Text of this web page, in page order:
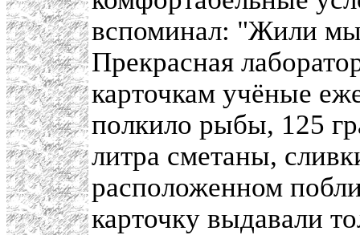
вспоминал: "Жили
Прекрасная
карточкам учёные
полкило рыбы, 125
литра сметаны,
расположенном
карточку выдавали